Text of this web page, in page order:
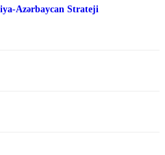
Azərbaycan Strateji